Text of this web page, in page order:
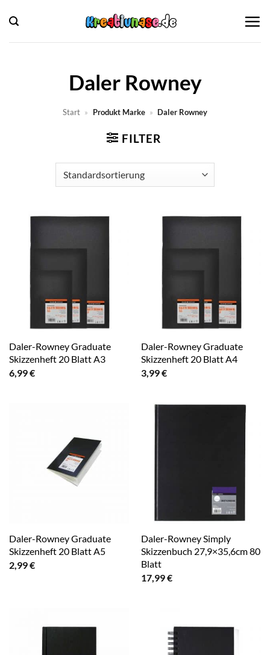
Inhalt
springen
Daler Rowney
Start » Produkt Marke » Daler Rowney
FILTER
Daler-Rowney Graduate
Skizzenheft 20 Blatt A3
6,99€
Daler-Rowney Graduate
Skizzenheft 20 Blatt A4
3,99€
Daler-Rowney Graduate
Skizzenheft 20 Blatt A5
2,99€
Daler-Rowney Simply
Skizzenbuch 27,9×35,6cm 80
Blatt
17,99€